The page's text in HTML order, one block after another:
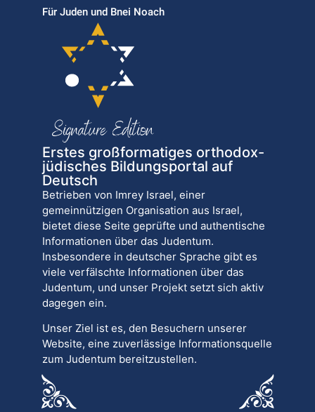
Für Juden und Bnei Noach
Erstes großformatiges orthodox-
jüdisches Bildungsportal auf
Deutsch
Betrieben von Imrey Israel, einer
gemeinnützigen Organisation aus Israel,
bietet diese Seite geprüfte und authentische
Informationen über das Judentum.
Insbesondere in deutscher Sprache gibt es
viele verfälschte Informationen über das
Judentum, und unser Projekt setzt sich aktiv
dagegen ein.
Unser Ziel ist es, den Besuchern unserer
Website, eine zuverlässige Informationsquelle
zum Judentum bereitzustellen.